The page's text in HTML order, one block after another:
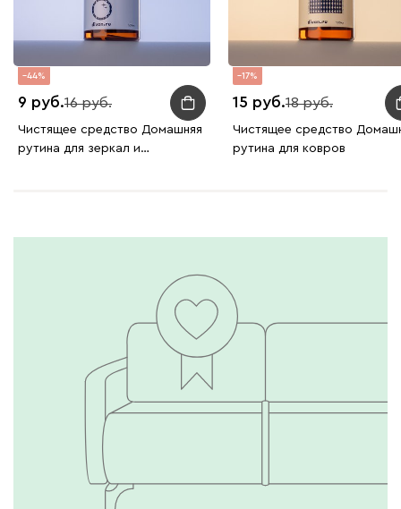
44
9 16
Чистящее средство Домашняя
рутина для зеркал и
17
15 18
Чистящее средство
рутина для ковров